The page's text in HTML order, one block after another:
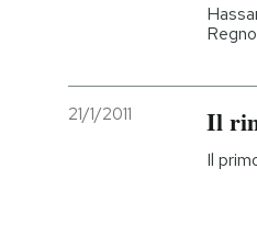
21/1/2011 Il
Il